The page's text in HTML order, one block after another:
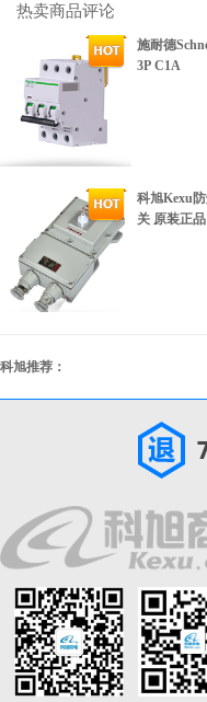
热卖商品评论
施耐德
3P C1A
科旭Kexu
关 原装正品
科旭推荐：